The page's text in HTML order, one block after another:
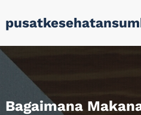
to
content
Bagaimana